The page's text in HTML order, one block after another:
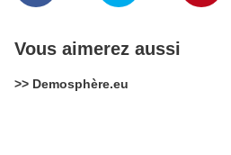
Vous aimerez aussi
>> Demosphère.eu